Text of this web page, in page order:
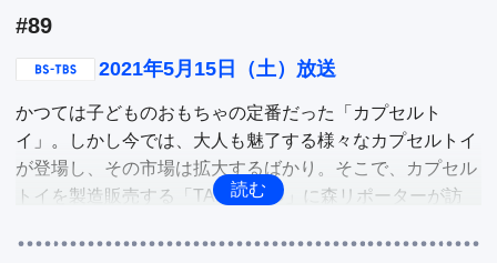
福井県・越前市は和紙の生産量日本一を誇る和紙の里。た
ンチを迎えていました。そんな中、ピンチを救ったある商
品が話題になっています。昔ながらの技術を守りながら、
あるものを加えることで「和紙」に新たな可能性が生まれ
たのです。そのあるものとは！
#89
2021年5月15日（土）放送
かつては子どものおもちゃの定番だった「カプセルト
イ」。しかし今では、大人も魅了する様々なカプセルトイ
が登場し、その市場は拡大するばかり。そこで、カプセル
トイを製造販売する「TAMA‐KYU」に森リポーターが訪
掘り。